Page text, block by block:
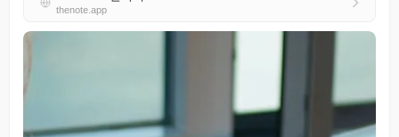
thenote.app